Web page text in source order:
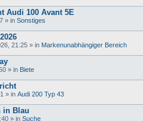
Audi 100 Avant 5E
» in Sonstiges
21:25 » in Markenunabhängiger Bereich
» in Biete
» in Audi 200 Typ 43
in Blau
» in Suche